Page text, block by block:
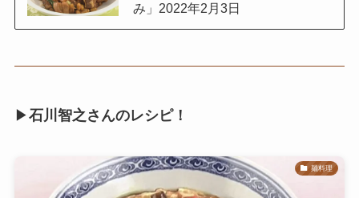
み」2022年2月3日
▶石川智之さんのレシピ！
麺料理